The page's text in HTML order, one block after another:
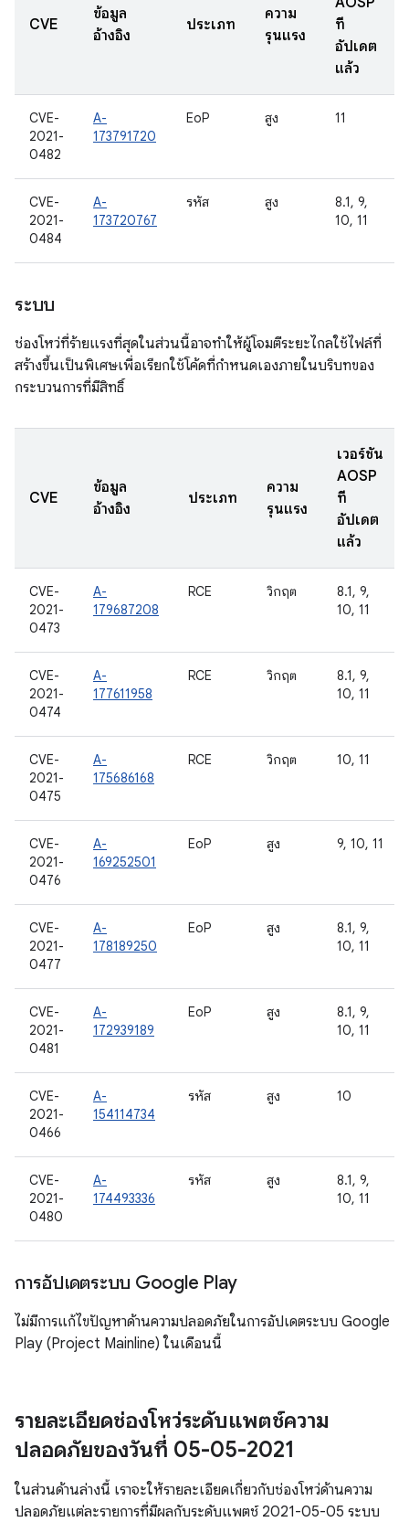
CVE
ข้อมูล
อ้างอิง
ประเภท
ความ
รุนแรง
ที่
อัปเดต
แล้ว
CVE-
2021-
0482
A-
173791720
EoP สูง 11
CVE-
2021-
0484
A-
173720767
รหัส สูง
8.1, 9,
10, 11
ระบบ
ช่องโหว่ที่ร้ายแรงที่สุดในส่วนนี้อาจทำให้ผู้โจมตีระยะไกลใช้ไฟล์ที่
สร้างขึ้นเป็นพิเศษเพื่อเรียกใช้โค้ดที่กำหนดเองภายในบริบทของ
กระบวนการที่มีสิทธิ์
CVE
ข้อมูล
อ้างอิง
ประเภท
ความ
รุนแรง
เวอร์ชัน
AOSP
ที่
อัปเดต
แล้ว
CVE-
2021-
0473
A-
179687208
RCE วิกฤต
8.1, 9,
10, 11
CVE-
2021-
0474
A-
177611958
RCE วิกฤต
8.1, 9,
10, 11
CVE-
2021-
0475
A-
175686168
RCE วิกฤต 10, 11
CVE-
2021-
0476
A-
169252501
EoP สูง 9, 10, 11
CVE-
2021-
0477
A-
178189250
EoP สูง
8.1, 9,
10, 11
CVE-
2021-
0481
A-
172939189
EoP สูง
8.1, 9,
10, 11
CVE-
2021-
0466
A-
154114734
รหัส สูง 10
CVE-
2021-
0480
A-
174493336
รหัส สูง
8.1, 9,
10, 11
การอัปเดตระบบ Google Play
ไม่มีการแก้ไขปัญหาด้านความปลอดภัยในการอัปเดตระบบ Google
Play (Project Mainline) ในเดือนนี้
รายละเอียดช่องโหว่ระดับแพตช์ความ
ปลอดภัยของวันที่ 05-05-2021
ในส่วนด้านล่างนี้ เราจะให้รายละเอียดเกี่ยวกับช่องโหว่ด้านความ
ปลอดภัยแต่ละรายการที่มีผลกับระดับแพตช์ 2021-05-05 ระบบ